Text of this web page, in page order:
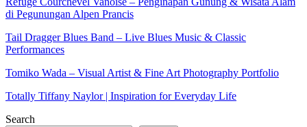
di Pegunungan Alpen Prancis
Tail Dragger Blues Band – Live Blues Music & Classic
Performances
Tomiko Wada – Visual Artist & Fine Art Photography Portfolio
Totally Tiffany Naylor | Inspiration for Everyday Life
Search